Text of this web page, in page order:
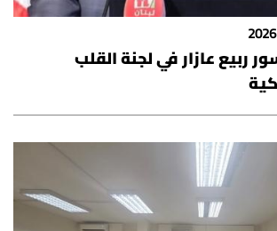
ربيع عازار في لجنة القلب